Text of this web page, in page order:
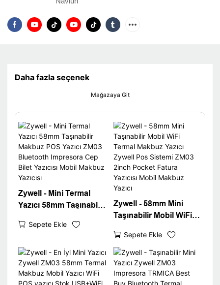
Daha fazla seçenek
Mağazaya Git
Zywell - Mini Termal
Yazıcı 58mm Taşınabilir
ZM03 Bluetooth
Yazıcısı Mobil Makbuz
Yazıcısı
Sepete Ekle
Zywell - 58mm Mini
Taşınabilir Mobil WiFi
Zywell Pos Sistemi
ZM03 2inch Pocket
Fatura Yazıcısı Mobil
Makbuz Yazıcı
Sepete Ekle